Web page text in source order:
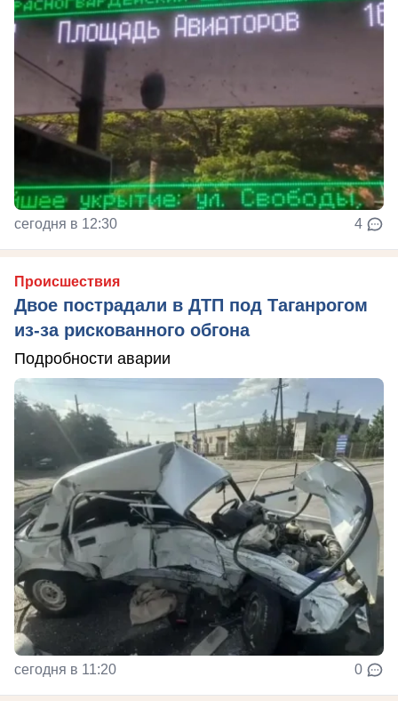
сегодня в 12:30 4
Происшествия
Двое пострадали в ДТП под Таганрогом
из-за рискованного обгона
Подробности аварии
сегодня в 11:20 0